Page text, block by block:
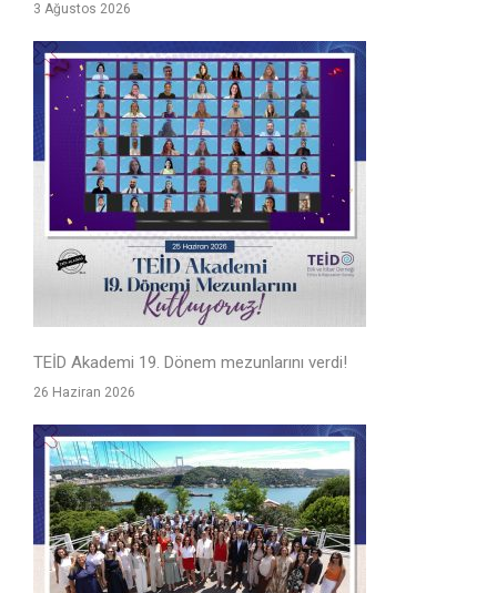
3 Ağustos 2026
TEİD Akademi 19. Dönem mezunlarını verdi!
26 Haziran 2026